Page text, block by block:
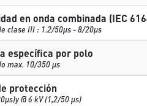
en onda combinada (IEC
clase III : 1.2/50µs - 8/20µs
específica por polo
max. 10/350 µs
protección
@ 6 kV (1,2/50 µs)